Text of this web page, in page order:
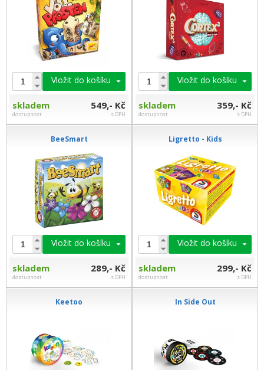
Vložit do košíku
skladem
dostupnost
549,- Kč
s DPH
Vložit do košíku
skladem
dostupnost
359,- Kč
s DPH
BeeSmart
Vložit do košíku
skladem
dostupnost
289,- Kč
s DPH
Ligretto - Kids
Vložit do košíku
skladem
dostupnost
299,- Kč
s DPH
Keetoo In Side Out